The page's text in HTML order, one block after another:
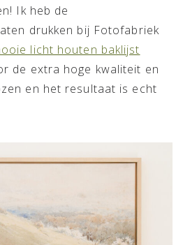
Ik heb de
drukken bij Fotofabriek
licht houten baklijst
de extra hoge kwaliteit en
en het resultaat is echt